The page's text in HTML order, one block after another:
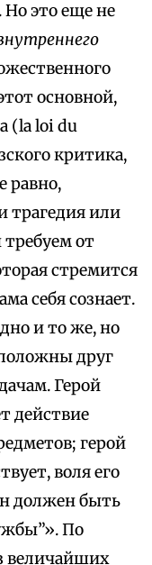
Но это еще не
основной,
(la loi du
критика,
равно,
трагедия или
от
стремится
себя сознает.
и то же, но
друг
Герой
действие
герой
воля его
должен быть
По
величайших